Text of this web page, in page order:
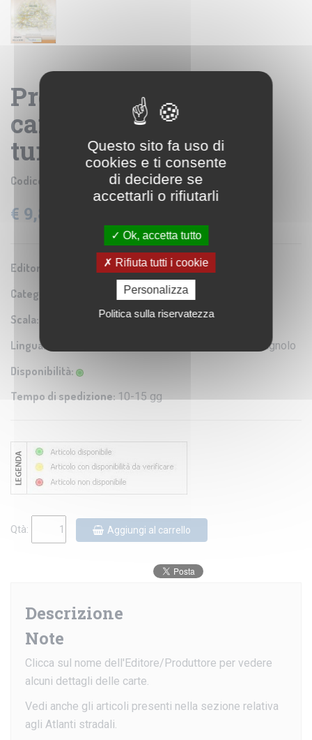
Provincia di Treviso -
carta geografica
turistica e stradale
Codice prodotto: LAC106
€ 9,80
Editore/Produttore: LaC
Categoria: Carta turistica e stradale
Scala:
Lingua: Italiano / Inglese / Francese / Tedesco / Spagnolo
Disponibilità:
Tempo di spedizione: 10-15 gg
Qtà: Aggiungi al carrello
Descrizione
Note
Clicca sul nome dell'Editore/Produttore per vedere
alcuni dettagli delle carte.
Vedi anche gli articoli presenti nella sezione relativa
agli Atlanti stradali.
Questo sito fa uso di
cookies e ti consente
di decidere se
accettarli o rifiutarli
Ok, accetta tutto
Rifiuta tutti i cookie
Personalizza
Politica sulla riservatezza